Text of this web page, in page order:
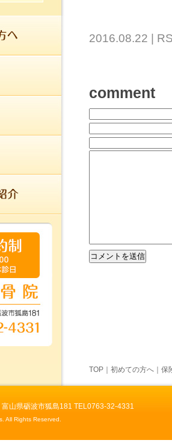
2016.08.22 |
comment
TOP 初めての方へ 保
山県砺波市狐島181 TEL0763-32-4331
All Rights Reserved.